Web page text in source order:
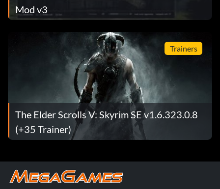
Mod v3
Trainers
The Elder Scrolls V: Skyrim SE v1.6.323.0.8
(+35 Trainer)